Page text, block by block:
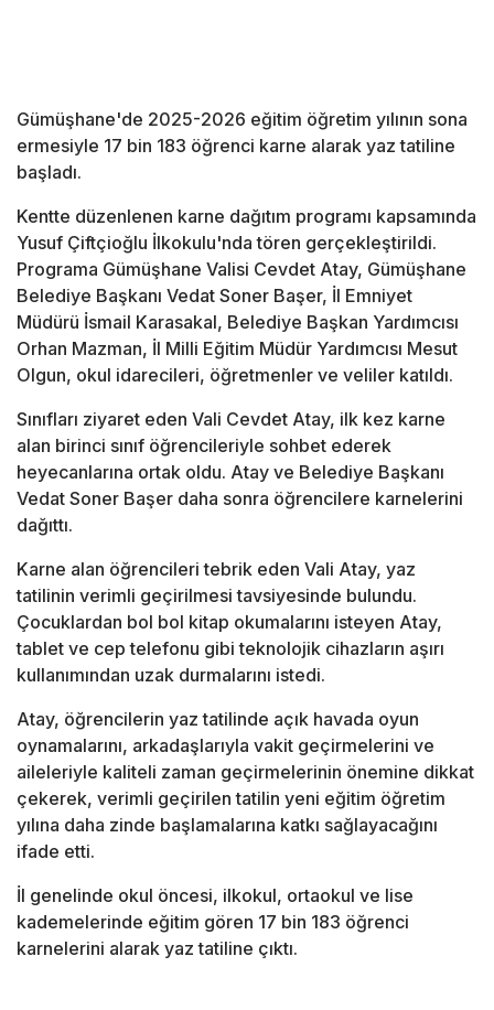
Gümüşhane'de 2025-2026 eğitim öğretim yılının sona
ermesiyle 17 bin 183 öğrenci karne alarak yaz tatiline
başladı.
Kentte düzenlenen karne dağıtım programı kapsamında
Yusuf Çiftçioğlu İlkokulu'nda tören gerçekleştirildi.
Programa Gümüşhane Valisi Cevdet Atay, Gümüşhane
Belediye Başkanı Vedat Soner Başer, İl Emniyet
Müdürü İsmail Karasakal, Belediye Başkan Yardımcısı
Orhan Mazman, İl Milli Eğitim Müdür Yardımcısı Mesut
Olgun, okul idarecileri, öğretmenler ve veliler katıldı.
Sınıfları ziyaret eden Vali Cevdet Atay, ilk kez karne
alan birinci sınıf öğrencileriyle sohbet ederek
heyecanlarına ortak oldu. Atay ve Belediye Başkanı
Vedat Soner Başer daha sonra öğrencilere karnelerini
dağıttı.
Karne alan öğrencileri tebrik eden Vali Atay, yaz
tatilinin verimli geçirilmesi tavsiyesinde bulundu.
Çocuklardan bol bol kitap okumalarını isteyen Atay,
tablet ve cep telefonu gibi teknolojik cihazların aşırı
kullanımından uzak durmalarını istedi.
Atay, öğrencilerin yaz tatilinde açık havada oyun
oynamalarını, arkadaşlarıyla vakit geçirmelerini ve
aileleriyle kaliteli zaman geçirmelerinin önemine dikkat
çekerek, verimli geçirilen tatilin yeni eğitim öğretim
yılına daha zinde başlamalarına katkı sağlayacağını
ifade etti.
İl genelinde okul öncesi, ilkokul, ortaokul ve lise
kademelerinde eğitim gören 17 bin 183 öğrenci
karnelerini alarak yaz tatiline çıktı.